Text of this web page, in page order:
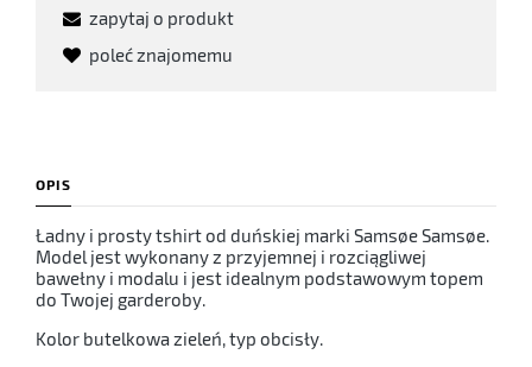
zapytaj o produkt
poleć znajomemu
OPIS
Ładny i prosty tshirt od duńskiej marki Samsøe Samsøe.
Model jest wykonany z przyjemnej i rozciągliwej
bawełny i modalu i jest idealnym podstawowym topem
do Twojej garderoby.
Kolor butelkowa zieleń, typ obcisły.